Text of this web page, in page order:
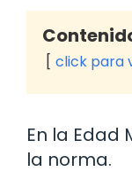
click para
En la Edad
la norma.